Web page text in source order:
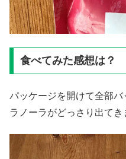
食べてみた感想は？
パッケージを開けて全部
ラノーラがどっさり出てき